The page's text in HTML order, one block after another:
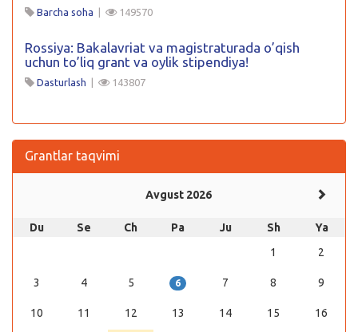
Barcha soha | 149570
Rossiya: Bakalavriat va magistraturada o’qish
uchun to’liq grant va oylik stipendiya!
Dasturlash | 143807
Grantlar taqvimi
Avgust 2026
Du Se Ch Pa Ju Sh
Ya
1
2
3 4 5 6 7 8 9
10 11 12 13 14 15 16